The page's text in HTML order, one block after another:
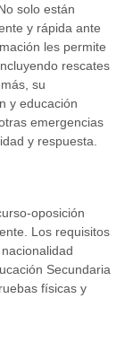
solo están
y rápida ante
les permite
rescates
su
y educación
emergencias
y respuesta.
oposición
Los requisitos
Secundaria
físicas y